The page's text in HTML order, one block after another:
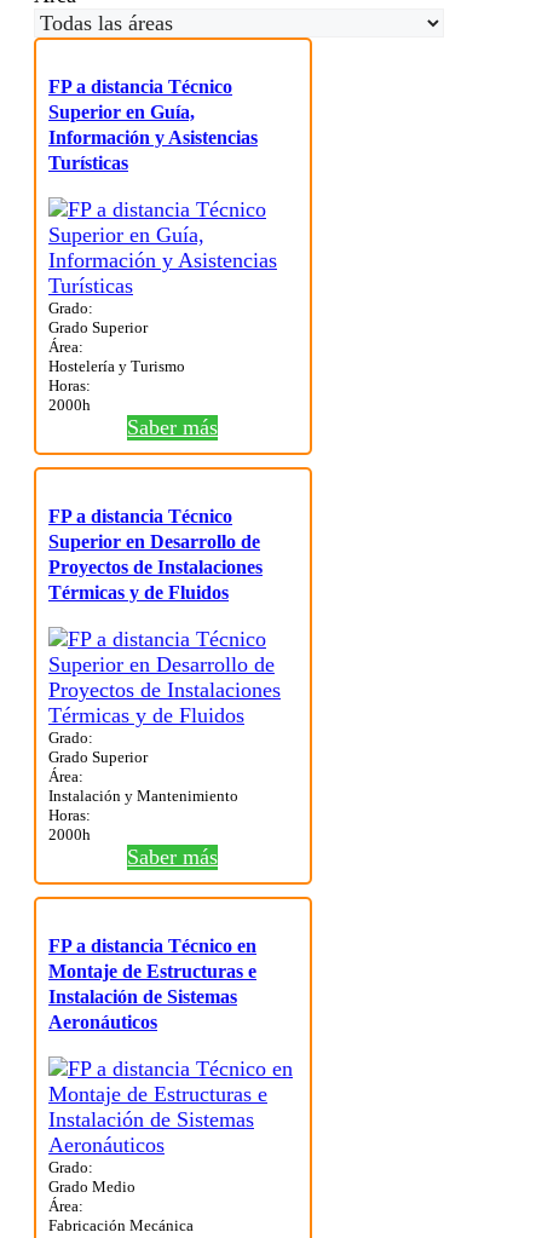
FP a distancia Técnico
Superior en Guía,
Información y Asistencias
Turísticas
Grado:
Grado Superior
Área:
Hostelería y Turismo
Horas:
2000h
Saber más
FP a distancia Técnico
Superior en Desarrollo de
Proyectos de Instalaciones
Térmicas y de Fluidos
Grado:
Grado Superior
Área:
Instalación y Mantenimiento
Horas:
2000h
Saber más
FP a distancia Técnico en
Montaje de Estructuras e
Instalación de Sistemas
Aeronáuticos
Grado:
Grado Medio
Área:
Fabricación Mecánica